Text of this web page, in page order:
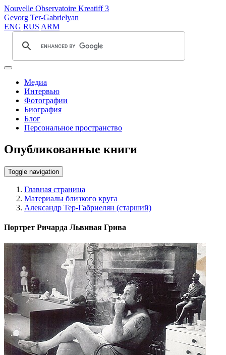
Nouvelle Observatoire Kreatiff 3
Gevorg Ter-Gabrielyan
ENG RUS ARM
Медиа
Интервью
Фотографии
Биография
Блог
Персональное пространство
Опубликованные книги
Toggle navigation
Главная страница
Материалы близкого круга
Александр Тер-Габриелян (старший)
Портрет Ричарда Львиная Грива